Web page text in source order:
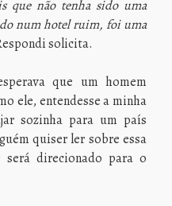
que não tenha sido uma
num hotel ruim, foi uma
solicita.
que um homem
ele, entendesse a minha
sozinha para um país
quiser ler sobre essa
será direcionado para o